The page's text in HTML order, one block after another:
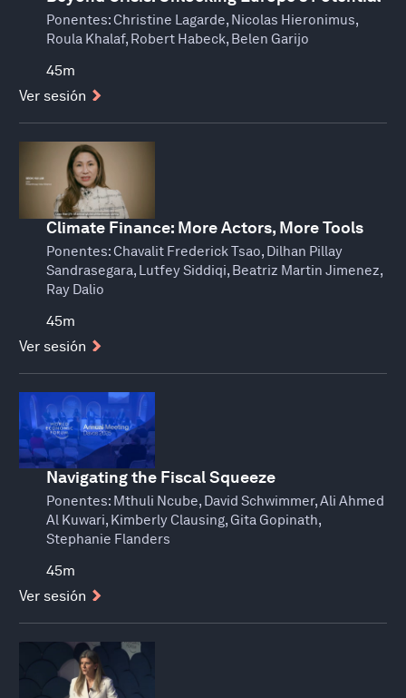
Ponentes: Christine Lagarde, Nicolas Hieronimus,
Roula Khalaf, Robert Habeck, Belen Garijo
45m
Ver sesión
Climate Finance: More Actors, More Tools
Ponentes: Chavalit Frederick Tsao, Dilhan Pillay
Sandrasegara, Lutfey Siddiqi, Beatriz Martin Jimenez,
Ray Dalio
45m
Ver sesión
Navigating the Fiscal Squeeze
Ponentes: Mthuli Ncube, David Schwimmer, Ali Ahmed
Al Kuwari, Kimberly Clausing, Gita Gopinath,
Stephanie Flanders
45m
Ver sesión